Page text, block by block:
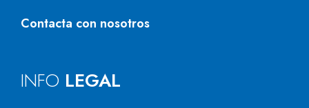
Contacta con nosotros
INFO LEGAL